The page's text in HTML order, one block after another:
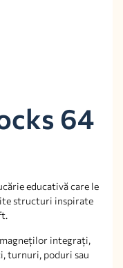
64
educativă care le
structuri inspirate
integrați,
turnuri, poduri sau